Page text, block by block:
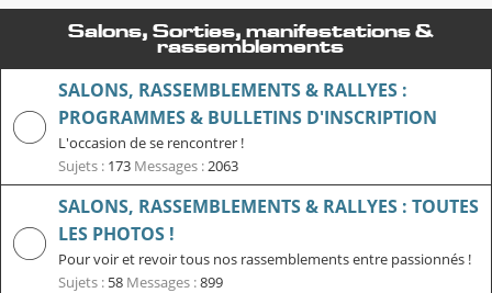
Salons, Sorties, manifestations &
rassemblements
SALONS, RASSEMBLEMENTS & RALLYES :
PROGRAMMES & BULLETINS D'INSCRIPTION
L'occasion de se rencontrer !
Sujets : 173 Messages :2063
SALONS, RASSEMBLEMENTS & RALLYES : TOUTES
LES PHOTOS !
Pour voir et revoir tous nos rassemblements entre passionnés !
Sujets : 58 Messages :899